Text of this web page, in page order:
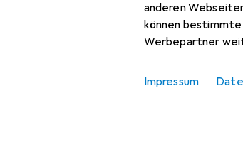
anderen
können
Werbepartner
Impressum